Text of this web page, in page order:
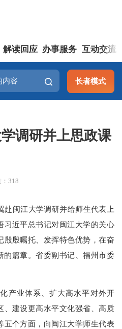
解读回应 办事服务 互动交流
长者模式
调研并上思政课
318
闽江大学调研并给师生代表上
习近平总书记对闽江大学的关心
殷殷嘱托、发挥特色优势，在奋
的篇章。省委副书记、福州市委
业体系、扩大高水平对外开
、建设更高水平文化强省、高质
五个方面，向闽江大学师生代表